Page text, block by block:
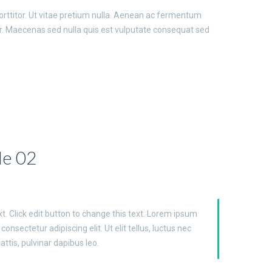
Ut vitae pretium nulla. Aenean ac fermentum
sed nulla quis est vulputate consequat sed
to change this text. Lorem ipsum dolor
elit. Ut elit tellus, luctus nec ullamcorper
Click edit
02
Click edit button to change this text. Lorem ipsum
adipiscing elit. Ut elit tellus, luctus nec
pulvinar dapibus leo.